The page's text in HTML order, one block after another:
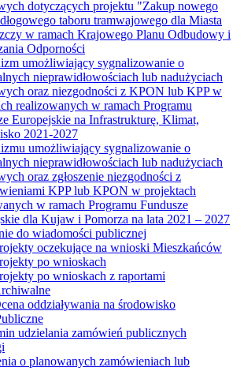
dotyczących projektu "Zakup nowego
taboru tramwajowego dla Miasta
w ramach Krajowego Planu Odbudowy i
Odporności
umożliwiający sygnalizowanie o
nieprawidłowościach lub nadużyciach
oraz niezgodności z KPON lub KPP w
realizowanych w ramach Programu
Europejskie na Infrastrukturę, Klimat,
2021-2027
umożliwiający sygnalizowanie o
nieprawidłowościach lub nadużyciach
oraz zgłoszenie niezgodności z
KPP lub KPON w projektach
w ramach Programu Fundusze
dla Kujaw i Pomorza na lata 2021 – 2027
do wiadomości publicznej
oczekujące na wnioski Mieszkańców
po wnioskach
po wnioskach z raportami
oddziaływania na środowisko
udzielania zamówień publicznych
o planowanych zamówieniach lub